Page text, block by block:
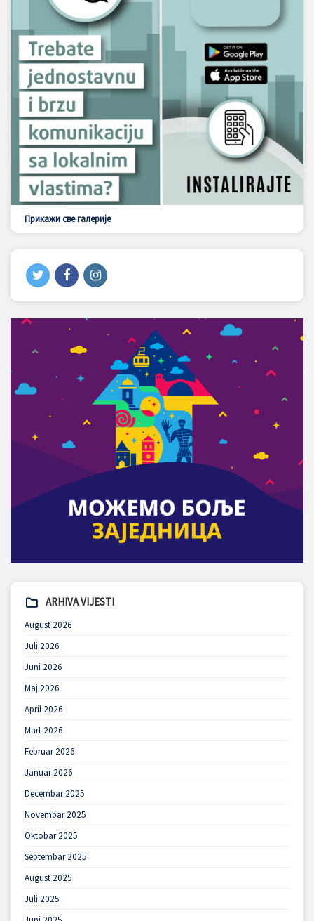
Прикажи све галерије
ARHIVA VIJESTI
August 2026
Juli 2026
Juni 2026
Maj 2026
April 2026
Mart 2026
Februar 2026
Januar 2026
Decembar 2025
Novembar 2025
Oktobar 2025
Septembar 2025
August 2025
Juli 2025